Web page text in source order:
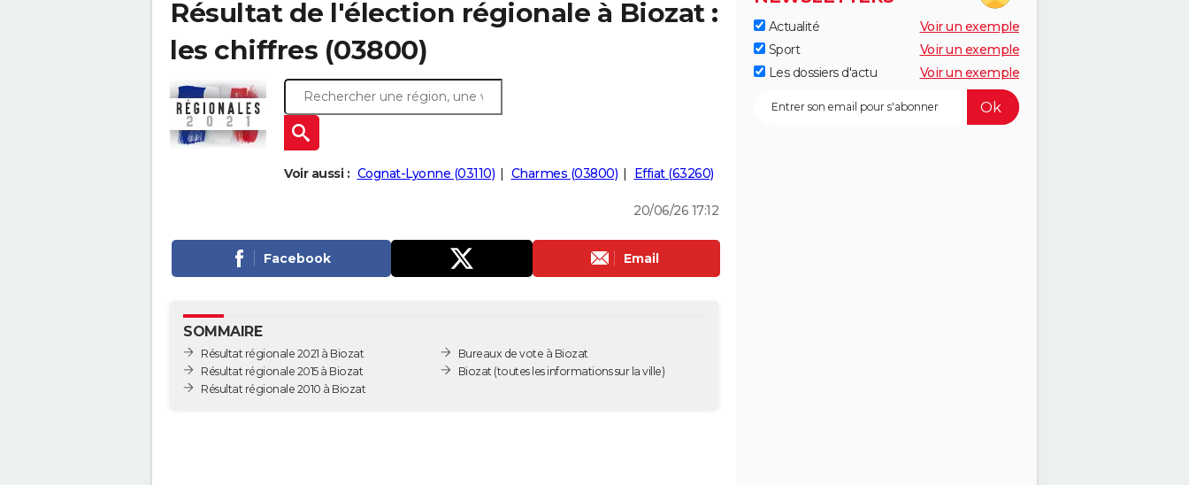
Résultat de l'élection régionale à Biozat :
les chiffres (03800)
Voir aussi : Cognat-Lyonne (03110) Charmes (03800) Effiat (63260)
20/06/26 17:12
Facebook Email
SOMMAIRE
Résultat régionale 2021 à Biozat
Résultat régionale 2015 à Biozat
Résultat régionale 2010 à Biozat
Bureaux de vote à Biozat
Biozat (toutes les informations sur la ville)
Actualité
Voir un exemple
Sport
Voir un exemple
Les dossiers d'actu
Voir un exemple